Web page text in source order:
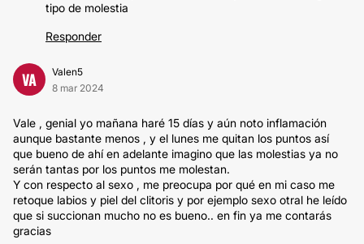
tipo de molestia
Responder
VA
Valen5
8 mar 2024
Vale , genial yo mañana haré 15 días y aún noto inflamación
aunque bastante menos , y el lunes me quitan los puntos así
que bueno de ahí en adelante imagino que las molestias ya no
serán tantas por los puntos me molestan.
Y con respecto al sexo , me preocupa por qué en mi caso me
retoque labios y piel del clitoris y por ejemplo sexo otral he leído
que si succionan mucho no es bueno.. en fin ya me contarás
gracias